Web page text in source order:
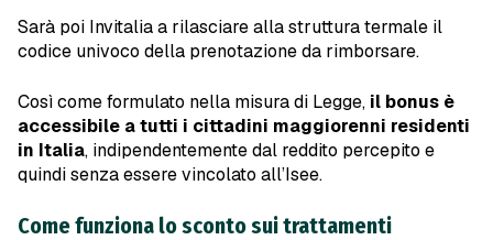
Sarà poi Invitalia a rilasciare alla struttura termale il
codice univoco della prenotazione da rimborsare.
Così come formulato nella misura di Legge, il bonus è
accessibile a tutti i cittadini maggiorenni residenti
in Italia, indipendentemente dal reddito percepito e
quindi senza essere vincolato all’Isee.
Come funziona lo sconto sui trattamenti